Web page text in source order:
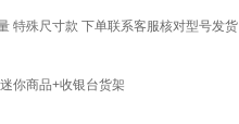
特殊尺寸款 下单联系客服核对型号发货
你商品+收银台货架